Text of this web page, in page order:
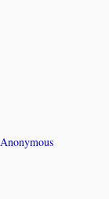
Anonymous